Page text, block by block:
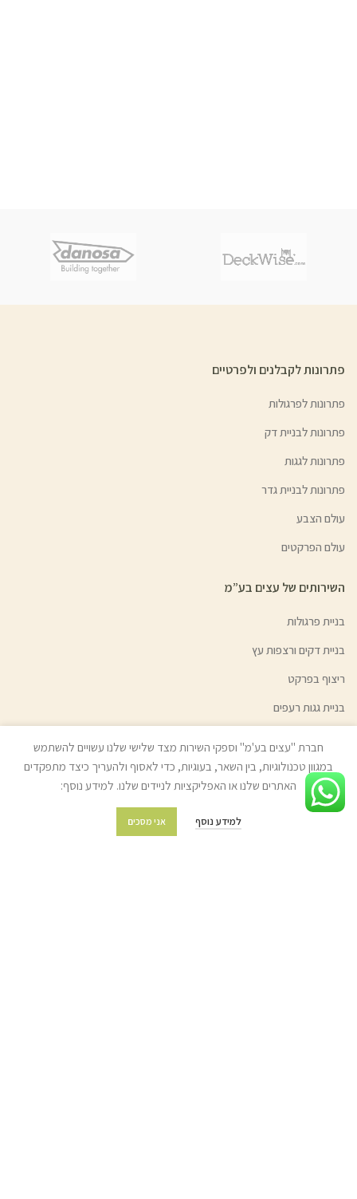
פתרונות לקבלנים ולפרטיים
פתרונות לפרגולות
פתרונות לבניית דק
פתרונות לגגות
פתרונות לבניית גדר
עולם הצבע
עולם הפרקטים
השירותים של עצים בע”מ
בניית פרגולות
בניית דקים ורצפות עץ
ריצוף בפרקט
בניית גגות רעפים
השכרת ציוד לקבלני עץ
גיוון צבעי עץ | צבע בהזמנה אישית
חברת "עצים בע'מ" וספקי השירות מצד שלישי שלנו עשויים להשתמש
במגוון טכנולוגיות, בין השאר, בעוגיות, כדי לאסוף ולהעריך כיצד מתפקדים
האתרים שלנו או האפליקציות לניידים שלנו. למידע נוסף:
למידע נוסף אני מסכים